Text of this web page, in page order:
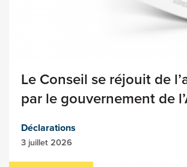
Le Conseil se réjouit de
par le gouvernement de
Déclarations
3 juillet 2026